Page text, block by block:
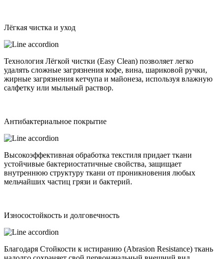
Лёгкая чистка и уход
Технология Лёгкой чистки (Easy Clean) позволяет легко
удалять сложные загрязнения кофе, вина, шариковой ручки,
жирные загрязнения кетчупа и майонеза, используя влажную
салфетку или мыльный раствор.
Антибактериальное покрытие
Высокоэффективная обработка текстиля придает ткани
устойчивые бактериостатичные свойства, защищает
внутреннюю структуру ткани от проникновения любых
мельчайших частиц грязи и бактерий.
Износостойкость и долговечность
Благодаря Стойкости к истиранию (Abrasion Resistance) ткань